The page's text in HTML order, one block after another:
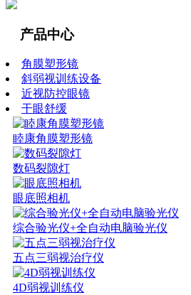
产品中心
角膜塑形镜
斜弱视训练设备
近视防控眼镜
干眼舒缓
睦康角膜塑形镜
数码裂隙灯
眼底照相机
综合验光仪+全自动电脑验光仪
五点三弱视治疗仪
4D弱视训练仪